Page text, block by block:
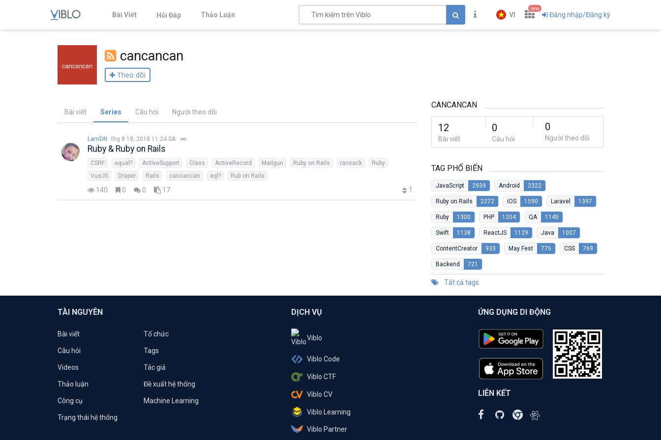
Bài Viết Hỏi Đáp Thảo Luận VI
new
Đăng nhập/Đăng ký
cancancan
Theo dõi
Bài viết Series Câu hỏi Người theo dõi
LamDN thg 8 18, 2018 11:24 SA
Ruby & Ruby on Rails
CSRF equal? ActiveSupport Class ActiveRecord Mailgun Ruby on Rails ransack
Ruby
VueJS
Draper Rails cancancan eql? Rub on Rails
140 0 0 17 1
CANCANCAN
12
Bài viết
0
Câu hỏi
0
Người theo dõi
TAG PHỔ BIẾN
JavaScript 2939 Android 2322
Ruby on Rails 2272 iOS 1590 Laravel 1397
Ruby 1300 PHP 1204 QA 1145
Swift 1138 ReactJS 1129 Java 1007
ContentCreator 933 May Fest 776 CSS 769
Backend 721
Tất cả tags
TÀI NGUYÊN
Bài viết Tổ chức
Câu hỏi Tags
Videos Tác giả
Thảo luận Đề xuất hệ thống
Công cụ Machine Learning
Trạng thái hệ thống
DỊCH VỤ
Viblo
Viblo Code
Viblo CTF
Viblo CV
Viblo Learning
Viblo Partner
ỨNG DỤNG DI ĐỘNG
LIÊN KẾT